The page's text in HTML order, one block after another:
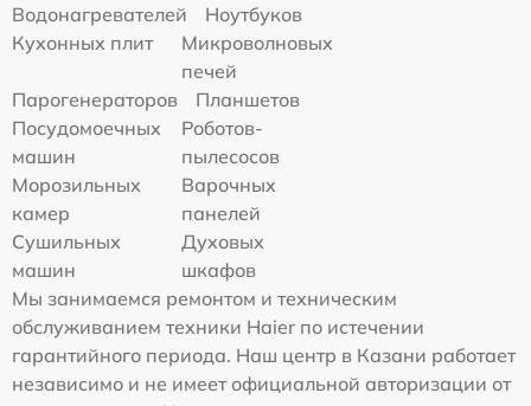
Водонагревателей
Ноутбуков
Кухонных плит
Микроволновых
печей
Парогенераторов
Планшетов
Посудомоечных
машин
Роботов-
пылесосов
Морозильных
камер
Варочных
панелей
Сушильных
машин
Духовых
шкафов
Мы занимаемся ремонтом и техническим
обслуживанием техники Haier по истечении
гарантийного периода. Наш центр в Казани работает
независимо и не имеет официальной авторизации от